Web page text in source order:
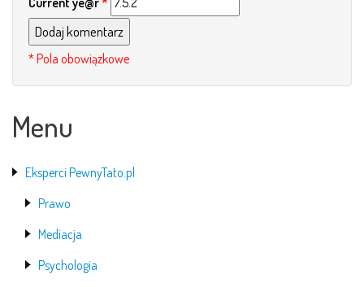
Menu
Eksperci PewnyTato.pl
Prawo
Mediacja
Psychologia